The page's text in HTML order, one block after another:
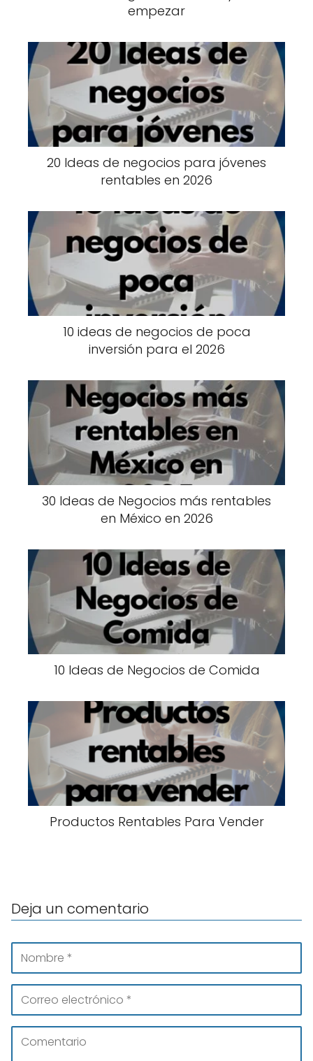
empezar
20 Ideas de negocios para jóvenes
rentables en 2026
10 ideas de negocios de poca
inversión para el 2026
30 Ideas de Negocios más rentables
en México en 2026
10 Ideas de Negocios de Comida
Productos Rentables Para Vender
Deja un comentario